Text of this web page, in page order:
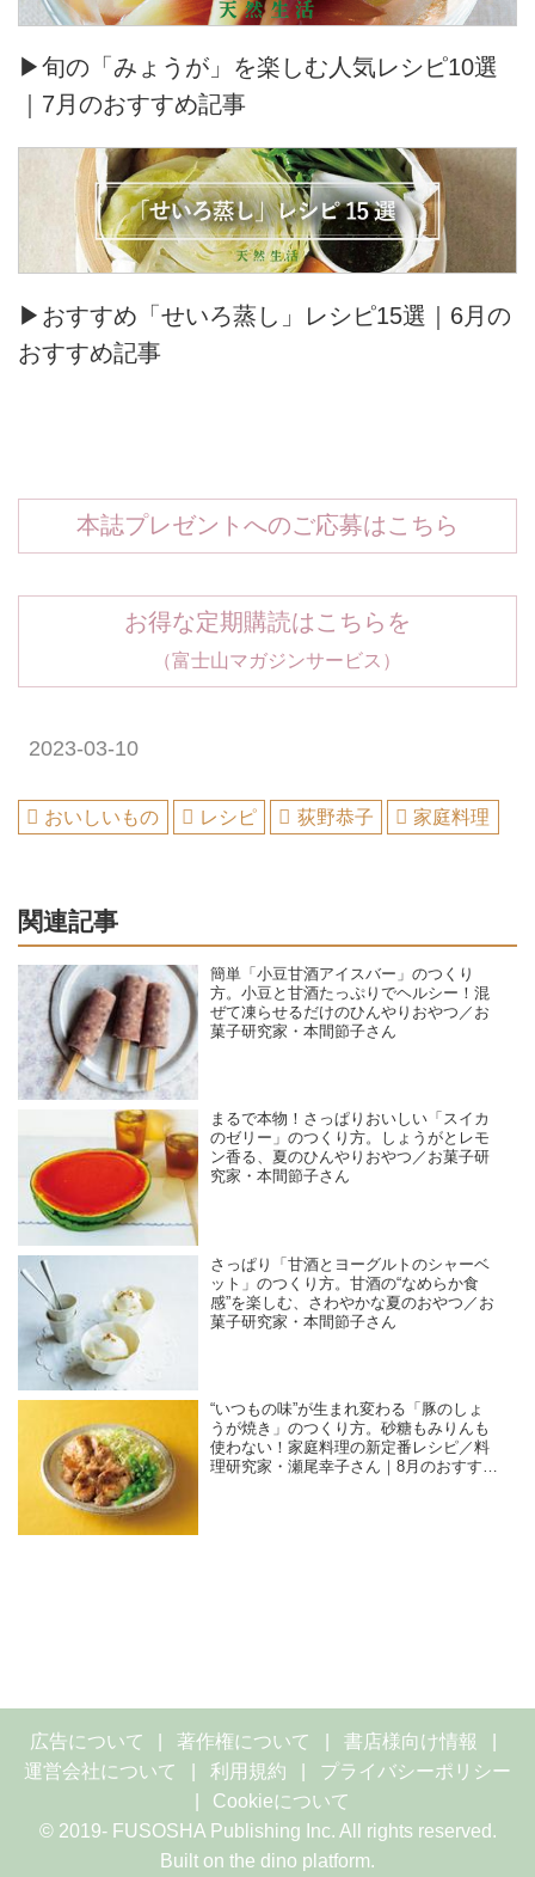
▶旬の「みょうが」を楽しむ人気レシピ10選
｜7月のおすすめ記事
▶おすすめ「せいろ蒸し」レシピ15選｜6月の
おすすめ記事
本誌プレゼントへのご応募はこちら
お得な定期購読はこちらを
（富士山マガジンサービス）
2023-03-10
おいしいもの レシピ 荻野恭子 家庭料理
関連記事
簡単「小豆甘酒アイスバー」のつくり
方。小豆と甘酒たっぷりでヘルシー！混
ぜて凍らせるだけのひんやりおやつ／お
菓子研究家・本間節子さん
まるで本物！さっぱりおいしい「スイカ
のゼリー」のつくり方。しょうがとレモ
ン香る、夏のひんやりおやつ／お菓子研
究家・本間節子さん
さっぱり「甘酒とヨーグルトのシャーベ
ット」のつくり方。甘酒の“なめらか食
感”を楽しむ、さわやかな夏のおやつ／お
菓子研究家・本間節子さん
“いつもの味”が生まれ変わる「豚のしょ
うが焼き」のつくり方。砂糖もみりんも
使わない！家庭料理の新定番レシピ／料
理研究家・瀬尾幸子さん｜8月のおすすめ
広告について 著作権について
書店様向け情報
運営会社について
利用規約
プライバシーポリシー
Cookieについて
© 2019- FUSOSHA Publishing Inc. All rights reserved.
Built on the dino platform.